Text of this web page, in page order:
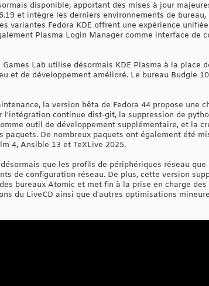
disponible, apportant des mises à jour
et intègre les derniers environnements de bureau,
variantes Fedora KDE offrent une expérience
Plasma Login Manager comme interface de
Lab utilise désormais KDE Plasma à la place
et de développement amélioré. Le bureau Budgie
la version bêta de Fedora 44 propose une
continue dist-git, la suppression de
outil de développement supplémentaire, et la
De nombreux paquets ont également été
4, Ansible 13 et TeXLive 2025.
que les profils de périphériques réseau
de configuration réseau. De plus, cette version
bureaux Atomic et met fin à la prise en charge
du LiveCD ainsi que d'autres optimisations